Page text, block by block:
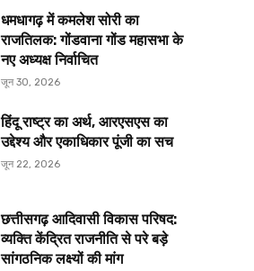
धमधागढ़ में कमलेश सोरी का
राजतिलक: गोंडवाना गोंड महासभा के
नए अध्यक्ष निर्वाचित
जून 30, 2026
हिंदू राष्ट्र का अर्थ, आरएसएस का
उद्देश्य और एकाधिकार पूंजी का सच
जून 22, 2026
छत्तीसगढ़ आदिवासी विकास परिषद:
व्यक्ति केंद्रित राजनीति से परे बड़े
सांगठनिक लक्ष्यों की मांग